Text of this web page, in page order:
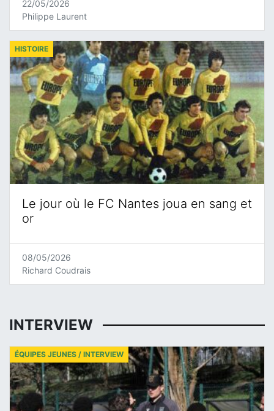
22/05/2026
Philippe Laurent
Le jour où le FC Nantes joua en sang et
or
HISTOIRE
08/05/2026
Richard Coudrais
INTERVIEW
ÉQUIPES JEUNES / INTERVIEW